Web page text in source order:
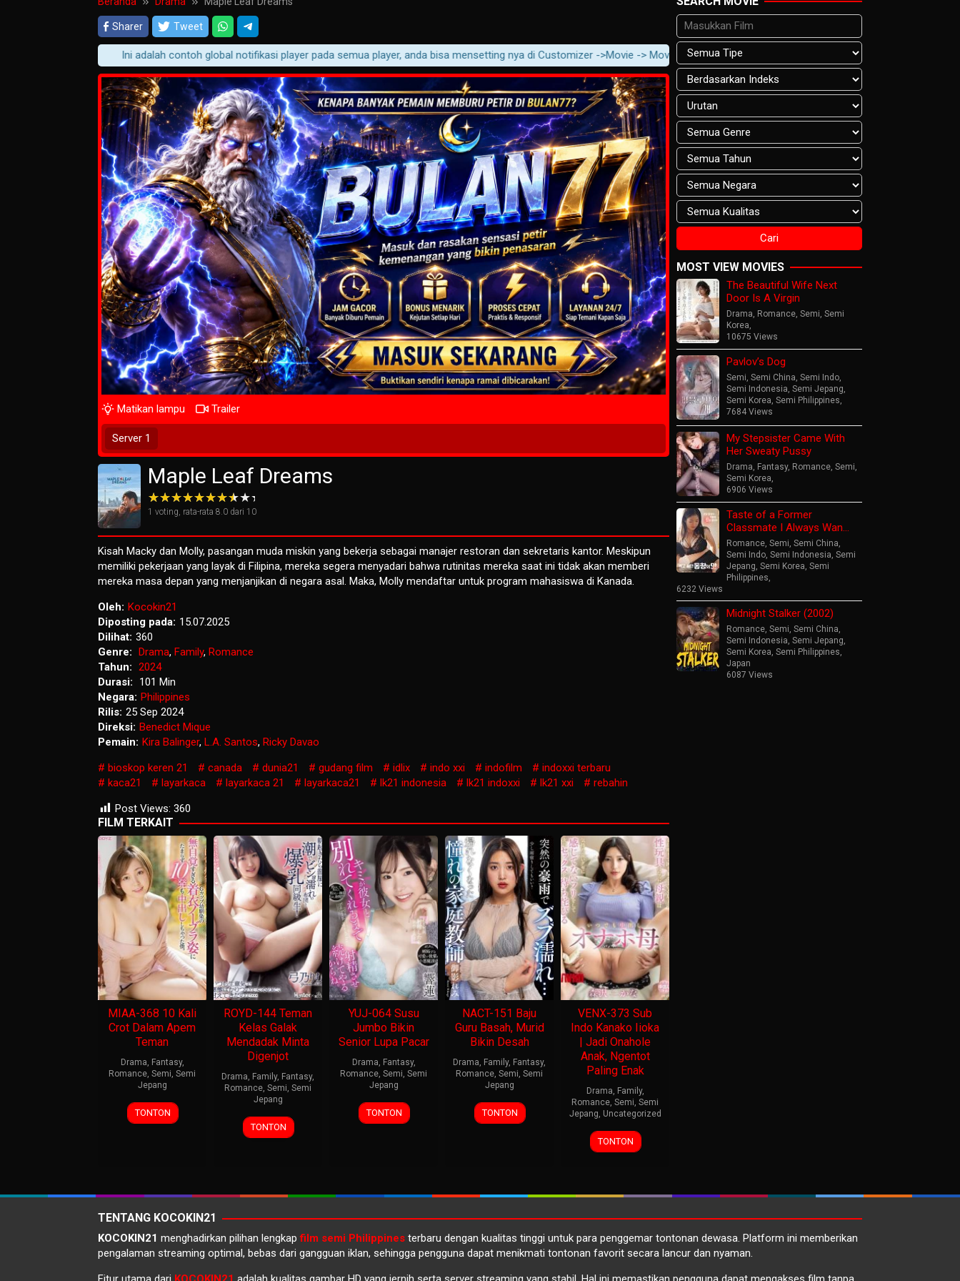
Sharer Tweet
Ini adalah contoh global notifikasi player pada semua player, anda bisa mensetting nya di Customizer ->Movie -> Movie Content -> Player Notification.
Tunggu 2 Detik
4 Wait Time
Matikan lampu Trailer
Server 1
Maple Leaf Dreams
1 voting, rata-rata 8.0 dari 10
Kisah Macky dan Molly, pasangan muda miskin yang bekerja sebagai manajer restoran dan sekretaris kantor. Meskipun
memiliki pekerjaan yang layak di Filipina, mereka segera menyadari bahwa rutinitas mereka saat ini tidak akan memberi
mereka masa depan yang menjanjikan di negara asal. Maka, Molly mendaftar untuk program mahasiswa di Kanada.
Oleh: Kocokin21
Diposting pada: 15.07.2025
Dilihat: 360
Genre: Drama, Family, Romance
Tahun: 2024
Durasi:
101 Min
Negara: Philippines
Rilis: 25 Sep 2024
Direksi: Benedict Mique
Pemain: Kira Balinger, L.A. Santos, Ricky Davao
bioskop keren 21
canada dunia21 gudang film idlix indo xxi indofilm
indoxxi terbaru
kaca21
layarkaca layarkaca 21 layarkaca21 lk21 indonesia lk21 indoxxi lk21 xxi
rebahin
Post Views: 360
FILM TERKAIT
MIAA-368 10 Kali
Crot Dalam Apem
Teman
Drama, Fantasy,
Romance, Semi, Semi
Jepang
TONTON
ROYD-144 Teman
Kelas Galak
Mendadak Minta
Digenjot
Drama, Family, Fantasy,
Romance, Semi, Semi
Jepang
TONTON
YUJ-064 Susu
Jumbo Bikin
Senior Lupa Pacar
Drama, Fantasy,
Romance, Semi, Semi
Jepang
TONTON
NACT-151 Baju
Guru Basah, Murid
Bikin Desah
Drama, Family, Fantasy,
Romance, Semi, Semi
Jepang
TONTON
VENX-373 Sub
Indo Kanako Iioka
| Jadi Onahole
Anak, Ngentot
Paling Enak
Drama, Family,
Romance, Semi, Semi
Jepang, Uncategorized
TONTON
MOST VIEW MOVIES
The Beautiful Wife Next
Door Is A Virgin
Drama Romance Semi Semi
Korea
10675 Views
Pavlov’s Dog
Semi Semi China Semi Indo
Semi Indonesia Semi Jepang
Semi Korea Semi Philippines
7684 Views
My Stepsister Came With
Her Sweaty Pussy
Drama Fantasy, Romance Semi
Semi Korea
6906 Views
Taste of a Former
Classmate I Always Wan…
Romance Semi Semi China
Semi Indo Semi Indonesia Semi
Jepang Semi Korea Semi
Philippines
6232 Views
Midnight Stalker (2002)
Romance Semi Semi China
Semi Indonesia Semi Jepang
Semi Korea Semi Philippines
Japan
6087 Views
TENTANG KOCOKIN21
KOCOKIN21 menghadirkan pilihan lengkapfilm semi Philippines terbaru dengan kualitas tinggi untuk para penggemar tontonan dewasa. Platform ini memberikan
pengalaman streaming optimal, bebas dari gangguan iklan, sehingga pengguna dapat menikmati tontonan favorit secara lancur dan nyaman.